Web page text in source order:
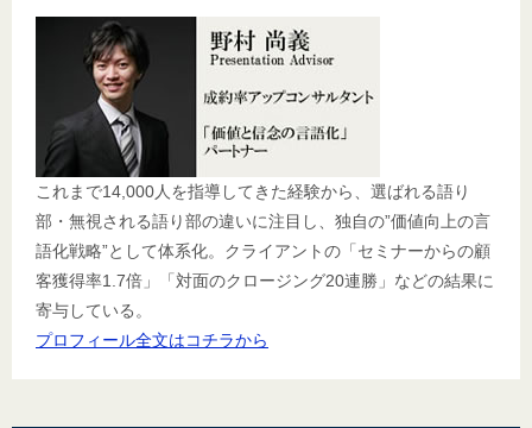
これまで14,000人を指導してきた経験から、選ばれる語り
部・無視される語り部の違いに注目し、独自の”価値向上の言
語化戦略”として体系化。クライアントの「セミナーからの顧
客獲得率1.7倍」「対面のクロージング20連勝」などの結果に
寄与している。
プロフィール全文はコチラから